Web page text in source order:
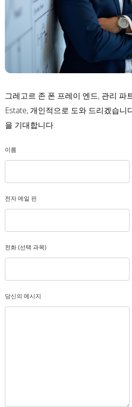
그레고르 존 폰 프레이 엔드, 관리 파
Estate, 개인적으로 도와 드리겠습니
을 기대합니다:
이름
전자 메일 핀
전화 (선택 과목)
당신의 메시지